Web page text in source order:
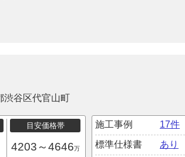
渋谷区代官山町
目安価格帯
4203～4646万
施工事例
17件
標準仕様書
あり